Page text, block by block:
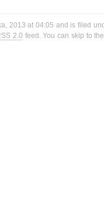
2013 at 04:05 and is filed
2.0 feed. You can skip to